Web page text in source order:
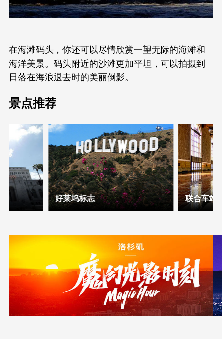
在海滩码头，你还可以尽情欣赏一望无际的海滩和
海洋美景。码头附近的沙滩更加平坦，可以拍摄到
日落在海浪退去时的美丽倒影。
景点推荐
好莱坞标志 联合车站